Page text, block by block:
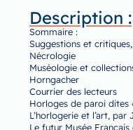
Description :
Sommaire :
Suggestions et
Nécrologie
Muséologie et
Horngacher
Courrier des lecteurs
Horloges de paroi dites
L’horlogerie et l’art, par
Le futur Musée Français